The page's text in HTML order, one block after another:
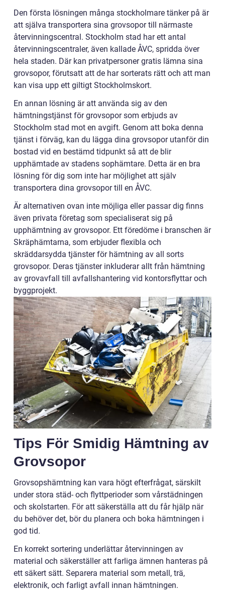
Den första lösningen många stockholmare tänker på är
att själva transportera sina grovsopor till närmaste
återvinningscentral. Stockholm stad har ett antal
återvinningscentraler, även kallade ÅVC, spridda över
hela staden. Där kan privatpersoner gratis lämna sina
grovsopor, förutsatt att de har sorterats rätt och att man
kan visa upp ett giltigt Stockholmskort.
En annan lösning är att använda sig av den
hämtningstjänst för grovsopor som erbjuds av
Stockholm stad mot en avgift. Genom att boka denna
tjänst i förväg, kan du lägga dina grovsopor utanför din
bostad vid en bestämd tidpunkt så att de blir
upphämtade av stadens sophämtare. Detta är en bra
lösning för dig som inte har möjlighet att själv
transportera dina grovsopor till en ÅVC.
Är alternativen ovan inte möjliga eller passar dig finns
även privata företag som specialiserat sig på
upphämtning av grovsopor. Ett föredöme i branschen är
Skräphämtarna, som erbjuder flexibla och
skräddarsydda tjänster för hämtning av all sorts
grovsopor. Deras tjänster inkluderar allt från hämtning
av grovavfall till avfallshantering vid kontorsflyttar och
byggprojekt.
Tips För Smidig Hämtning av
Grovsopor
Grovsopshämtning kan vara högt efterfrågat, särskilt
under stora städ- och flyttperioder som vårstädningen
och skolstarten. För att säkerställa att du får hjälp när
du behöver det, bör du planera och boka hämtningen i
god tid.
En korrekt sortering underlättar återvinningen av
material och säkerställer att farliga ämnen hanteras på
ett säkert sätt. Separera material som metall, trä,
elektronik, och farligt avfall innan hämtningen.